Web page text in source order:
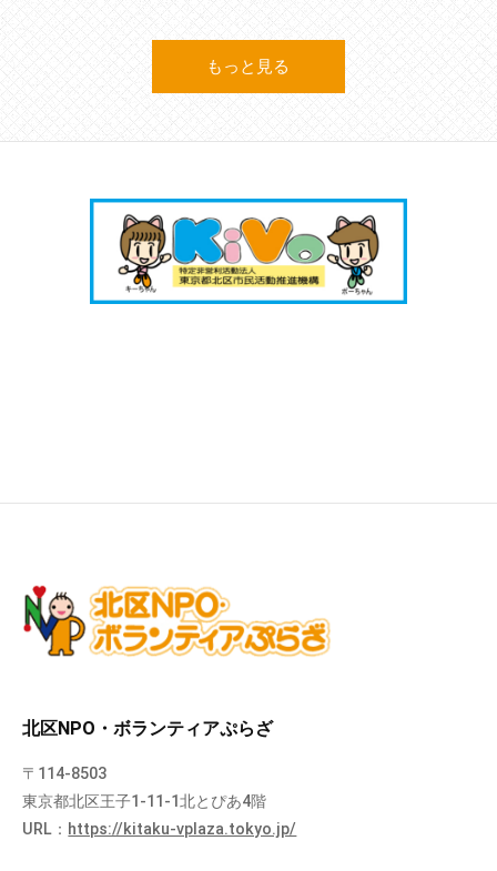
もっと見る
北区NPO・ボランティアぷらざ
〒114-8503
東京都北区王子1-11-1北とぴあ4階
URL： https://kitaku-vplaza.tokyo.jp/